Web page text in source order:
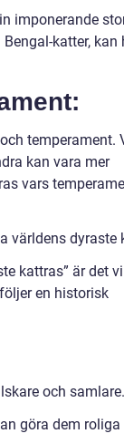
imponerande
katter, kan
temperament.
kan vara mer
vars
världens dyraste
kattras” är det
en historisk
och samlare.
göra dem roliga